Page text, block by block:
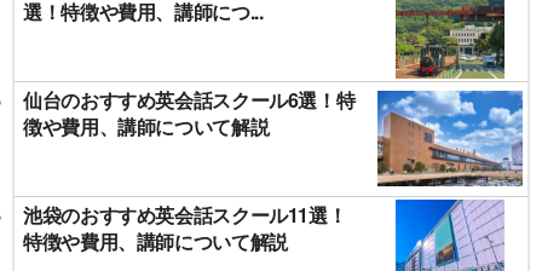
選！特徴や費用、講師につ...
仙台のおすすめ英会話スクール6選！特
徴や費用、講師について解説
池袋のおすすめ英会話スクール11選！
特徴や費用、講師について解説